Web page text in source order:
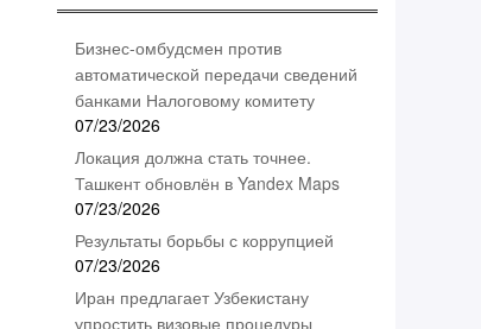
Бизнес-омбудсмен против
автоматической передачи сведений
банками Налоговому комитету
07/23/2026
Локация должна стать точнее.
Ташкент обновлён в Yandex Maps
07/23/2026
Результаты борьбы с коррупцией
07/23/2026
Иран предлагает Узбекистану
упростить визовые процедуры